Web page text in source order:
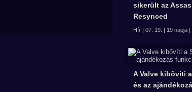
sikerült az
Resynced
Hír | 07. 19. | 19 napja |
A Valve kibővíti
és az